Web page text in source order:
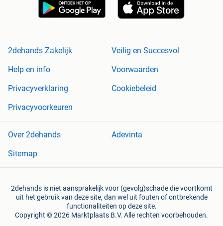
2dehands Zakelijk
Veilig en Succesvol
Help en info
Voorwaarden
Privacyverklaring
Cookiebeleid
Privacyvoorkeuren
Over 2dehands
Adevinta
Sitemap
2dehands is niet aansprakelijk voor (gevolg)schade die voortkomt
uit het gebruik van deze site, dan wel uit fouten of ontbrekende
functionaliteiten op deze site.
Copyright © 2026 Marktplaats B.V. Alle rechten voorbehouden.